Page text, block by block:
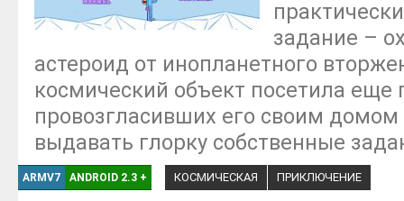
задание –
астероид от инопланетного
космический объект посетила еще
провозгласивших его своим
выдавать глорку собственные
ARMV7 ANDROID 2.3 + КОСМИЧЕСКАЯ ПРИКЛЮЧЕНИЕ